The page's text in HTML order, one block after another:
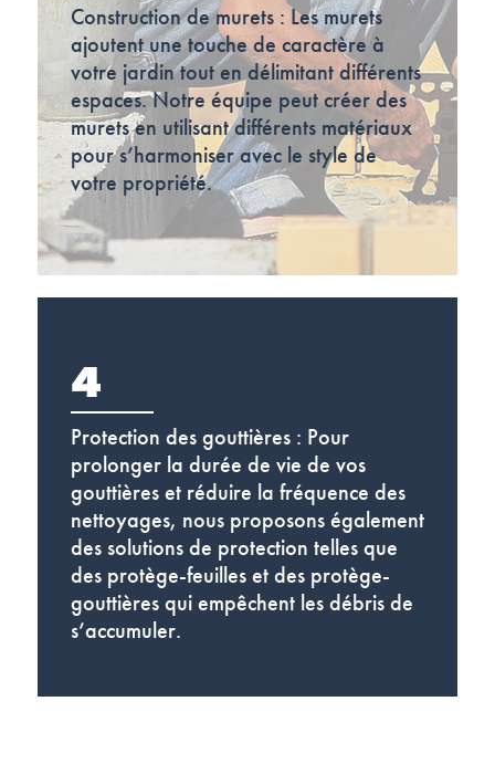
Construction de murets : Les murets
ajoutent une touche de caractère à
votre jardin tout en délimitant différents
espaces. Notre équipe peut créer des
murets en utilisant différents matériaux
pour s’harmoniser avec le style de
votre propriété.
4
Protection des gouttières : Pour
prolonger la durée de vie de vos
gouttières et réduire la fréquence des
nettoyages, nous proposons également
des solutions de protection telles que
des protège-feuilles et des protège-
gouttières qui empêchent les débris de
s’accumuler.